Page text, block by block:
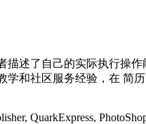
述了自己的实际执行操
和社区服务经验，在 简
QuarkExpress,